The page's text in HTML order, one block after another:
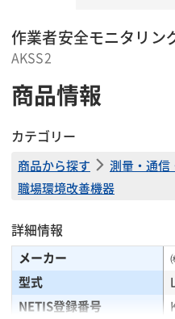
作業者安全モニタリン
AKSS2
商品情報
カテゴリー
商品から探す
測量・通信
職場環境改善機器
詳細情報
メーカー
型式
NETIS登録番号